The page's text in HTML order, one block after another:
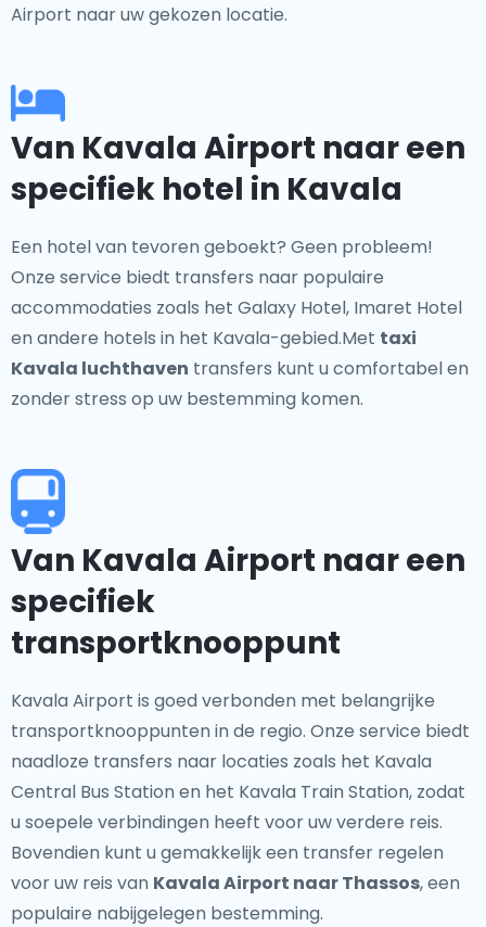
Airport naar uw gekozen locatie.
Van Kavala Airport naar een
specifiek hotel in Kavala
Een hotel van tevoren geboekt? Geen probleem!
Onze service biedt transfers naar populaire
accommodaties zoals het Galaxy Hotel, Imaret Hotel
en andere hotels in het Kavala-gebied.Met taxi
Kavala luchthaven transfers kunt u comfortabel en
zonder stress op uw bestemming komen.
Van Kavala Airport naar een
specifiek
transportknooppunt
Kavala Airport is goed verbonden met belangrijke
transportknooppunten in de regio. Onze service biedt
naadloze transfers naar locaties zoals het Kavala
Central Bus Station en het Kavala Train Station, zodat
u soepele verbindingen heeft voor uw verdere reis.
Bovendien kunt u gemakkelijk een transfer regelen
voor uw reis van Kavala Airport naar Thassos, een
populaire nabijgelegen bestemming.